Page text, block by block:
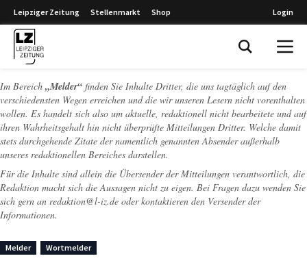
Leipziger Zeitung Stellenmarkt Shop Login
Im Bereich „Melder“ finden Sie Inhalte Dritter, die uns tagtäglich auf den
verschiedensten Wegen erreichen und die wir unseren Lesern nicht vorenthalten
wollen. Es handelt sich also um aktuelle, redaktionell nicht bearbeitete und auf
ihren Wahrheitsgehalt hin nicht überprüfte Mitteilungen Dritter. Welche damit
stets durchgehende Zitate der namentlich genannten Absender außerhalb
unseres redaktionellen Bereiches darstellen.
Für die Inhalte sind allein die Übersender der Mitteilungen verantwortlich, die
Redaktion macht sich die Aussagen nicht zu eigen. Bei Fragen dazu wenden Sie
sich gern an redaktion@l-iz.de oder kontaktieren den Versender der
Informationen.
Melder Wortmelder